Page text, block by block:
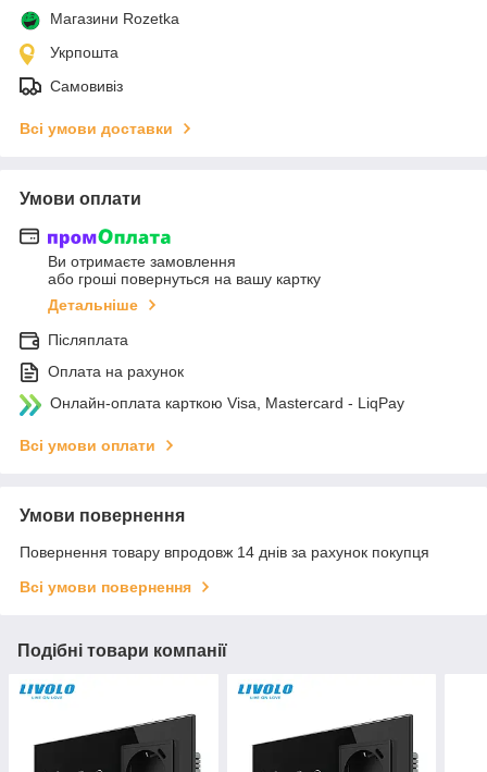
Магазини Rozetka
Укрпошта
Самовивіз
Всі умови доставки
Умови оплати
Ви отримаєте замовлення
або гроші повернуться на вашу картку
Детальніше
Післяплата
Оплата на рахунок
Онлайн-оплата карткою Visa, Mastercard - LiqPay
Всі умови оплати
Умови повернення
Повернення товару впродовж 14 днів за рахунок покупця
Всі умови повернення
Подібні товари компанії